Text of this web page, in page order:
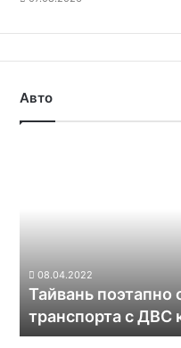
Авто
2040
году
08.04.2022
Тайвань поэтапно
транспорта с ДВС